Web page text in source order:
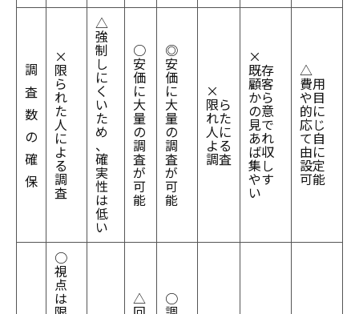
調
査
数
の
確
保
×
限
ら
れ
た
人
に
よ
る
調
査
△
強
制
し
に
く
い
た
め
、
確
実
性
は
低
い
○
安
価
に
大
量
の
調
査
が
可
能
◎
安
価
に
大
量
の
調
査
が
可
能
×
限ら
れた
人に
よる
調査
×
既存
顧客
から
の意
見で
あれ
ば収
集し
やす
い
△
費用
や目
的に
応じ
て自
由に
設定
可能
○
視
点
は △ ○